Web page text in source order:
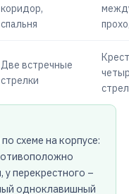
коридор,
спальня
Две встречные
стрелки
схеме на корпусе:
у перекрестного –
одноклавишный